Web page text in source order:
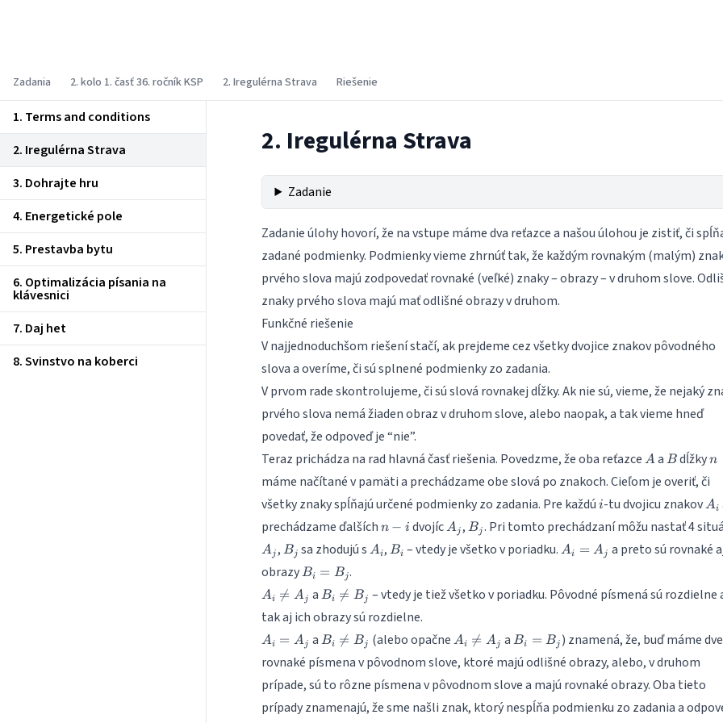
Zadania 2. kolo 1. časť 36. ročník KSP 2. Iregulérna Strava Riešenie
1. Terms and conditions
2. Iregulérna Strava
3. Dohrajte hru
4. Energetické pole
5. Prestavba bytu
6. Optimalizácia písania na
klávesnici
7. Daj het
8. Svinstvo na koberci
2. Iregulérna Strava
Zadanie
Zadanie úlohy hovorí, že na vstupe máme dva reťazce a našou úlohou je zistiť, či
zadané podmienky. Podmienky vieme zhrnúť tak, že každým rovnakým (malým)
prvého slova majú zodpovedať rovnaké (veľké) znaky – obrazy – v druhom slove.
znaky prvého slova majú mať odlišné obrazy v druhom.
Funkčné riešenie
V najjednoduchšom riešení stačí, ak prejdeme cez všetky dvojice znakov pôvodného
slova a overíme, či sú splnené podmienky zo zadania.
V prvom rade skontrolujeme, či sú slová rovnakej dĺžky. Ak nie sú, vieme, že nejaký
prvého slova nemá žiaden obraz v druhom slove, alebo naopak, a tak vieme hneď
povedať, že odpoveď je “nie”.
Teraz prichádza na rad hlavná časť riešenia. Povedzme, že oba reťazce A
Aa B
B dĺžkyn
n
máme načítané v pamäti a prechádzame obe slová po znakoch. Cieľom je overiť, či
všetky znaky spĺňajú určené podmienky zo zadania. Pre každú i
i-tu dvojicu znakovAi
prechádzame ďalších n
i
n − i dvojíc A_j
Aj , B_j
Bj. Pri tomto prechádzaní môžu nastať 4
A_j
Aj , B_j
Bj sa zhodujú sA_i
Ai,B_i
Bi – vtedy je všetko v poriadku.A_i
Ai = Aj a preto sú rovnaké
obrazy B_i
=
B_j
Bi = Bj.
A_i
A_j
Ai 
= Aj a B_i
B_j
Bi 
= Bj – vtedy je tiež všetko v poriadku. Pôvodné písmená sú rozdielne
tak aj ich obrazy sú rozdielne.
A_i
A_j
Ai = Aj a B_i
B_j
Bi 
= Bj (alebo opačne A_i
A_j
Ai 
= Aj aB_i
=
B_j
Bi = Bj ) znamená, že, buď máme dve
rovnaké písmena v pôvodnom slove, ktoré majú odlišné obrazy, alebo, v druhom
prípade, sú to rôzne písmena v pôvodnom slove a majú rovnaké obrazy. Oba tieto
prípady znamenajú, že sme našli znak, ktorý nespĺňa podmienku zo zadania a